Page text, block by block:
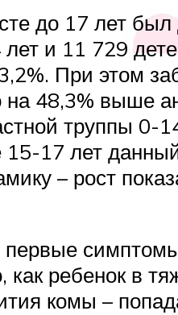
до 17 лет
и 11 729
При этом
48,3% выше
труппы 0-
17 лет
– рост
как ребенок в
комы –